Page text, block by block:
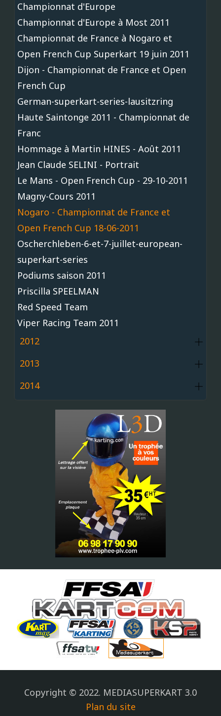
Championnat d'Europe
Championnat d'Europe à Most 2011
Championnat de France à Nogaro et
Open French Cup Superkart 19 juin 2011
Dijon - Championnat de France et Open
French Cup
German-superkart-series-lausitzring
Haute Saintonge 2011 - Championnat de
Franc
Hommage à Martin HINES - Août 2011
Jean Claude SELINI - Portrait
Le Mans - Open French Cup - 29-10-2011
Magny-Cours 2011
Nogaro - Championnat de France et
Open French Cup 18-06-2011
Oscherchleben-6-et-7-juillet-european-
superkart-series
Podiums saison 2011
Priscilla SPEELMAN
Red Speed Team
Viper Racing Team 2011
2012
2013
2014
Copyright © 2022. MEDIASUPERKART 3.0
Plan du site